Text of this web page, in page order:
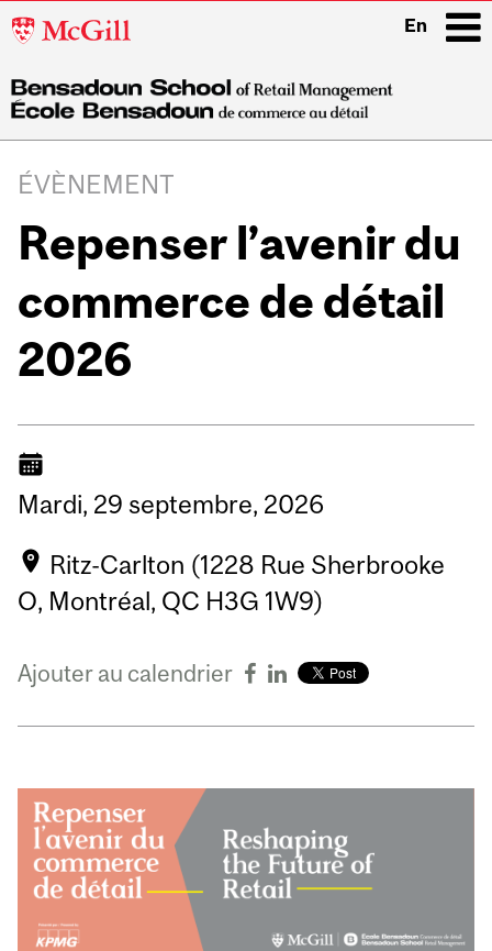
McGill
En
navigation
ÉVÈNEMENT
Repenser l’avenir du
commerce de détail
2026
Mardi, 29 septembre, 2026
Ritz-Carlton (1228 Rue Sherbrooke
O, Montréal, QC H3G 1W9)
Ajouter au calendrier